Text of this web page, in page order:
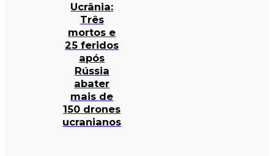
Ucrânia:
Três
mortos e
25 feridos
após
Rússia
abater
mais de
150 drones
ucranianos